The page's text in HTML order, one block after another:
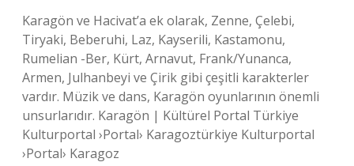
Karagön ve Hacivat’a ek olarak, Zenne, Çelebi,
Tiryaki, Beberuhi, Laz, Kayserili, Kastamonu,
Rumelian -Ber, Kürt, Arnavut, Frank/Yunanca,
Armen, Julhanbeyi ve Çirik gibi çeşitli karakterler
vardır. Müzik ve dans, Karagön oyunlarının önemli
unsurlarıdır. Karagön | Kültürel Portal Türkiye
Kulturportal ›Portal› Karagoztürkiye Kulturportal
›Portal› Karagoz